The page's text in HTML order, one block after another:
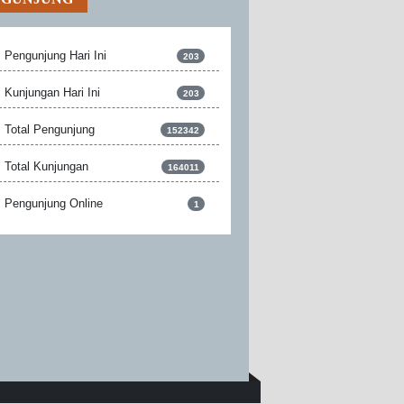
Pengunjung Hari Ini 203
Kunjungan Hari Ini 203
Total Pengunjung 152342
Total Kunjungan 164011
Pengunjung Online 1